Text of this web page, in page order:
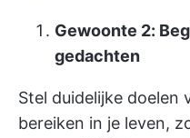
Gewoonte 2:
gedachten
Stel duidelijke doelen
bereiken in je leven,